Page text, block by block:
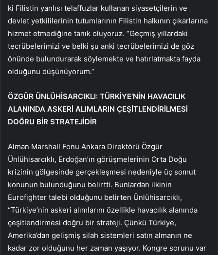
ki Filistin yanlısı telaffuzlar kullanan siyasetçilerin ve
devlet yetkililerinin tutumlarının Filistin halkının çıkarlarına
hizmet etmediğine tanık oluyoruz. “Geçmiş yıllardaki
tecrübelerimizi ve belki şu anki tecrübelerimizi de göz
önünde bulundurarak söylemekte ve hatırlatmakta fayda
olduğunu düşünüyorum.”
ÖZGÜR ÜNLÜHİSARCIKLI: TÜRKİYE’NİN HAVACILIK
ALANINDA ASKERİ ALIMLARIN ÇEŞİTLENDİRİLMESİ
DOĞRU BİR STRATEJİDİR
Alman Marshall Fonu Ankara Direktörü Özgür
Ünlühisarcıklı, Erdoğan’ın görüşmelerinin Orta Doğu
krizinin gölgesinde gerçekleşmesi nedeniyle üç somut
konunun bulunduğunu belirtti. Bunlardan ilkinin
Eurofighter talebi olduğunu belirten Ünlühisarcıklı,
“Türkiye’nin askeri alımlarını özellikle havacılık alanında
çeşitlendirmesi doğru bir strateji. Çünkü Türkiye,
Amerika’dan gelişmiş silah sistemleri satın almanın ne
kadar zor olduğunu her zaman yaşıyor. Kongre sorunu var